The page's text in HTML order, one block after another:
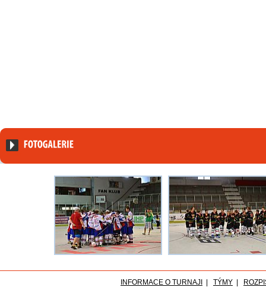
INFORMACE O TURNAJI TÝMY